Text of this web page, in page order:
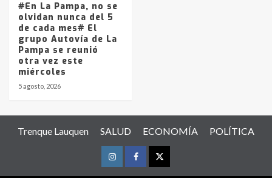
#En La Pampa, no se
olvidan nunca del 5
de cada mes# El
grupo Autovía de La
Pampa se reunió
otra vez este
miércoles
5 agosto, 2026
Trenque Lauquen SALUD ECONOMÍA POLÍTICA
InstagramFacebookTwitter